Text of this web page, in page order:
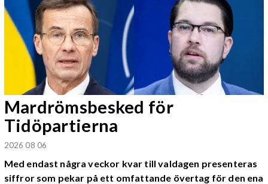
Mardrömsbesked för
Tidöpartierna
2026 08 06
Med endast några veckor kvar till valdagen presenteras
siffror som pekar på ett omfattande övertag för den ena